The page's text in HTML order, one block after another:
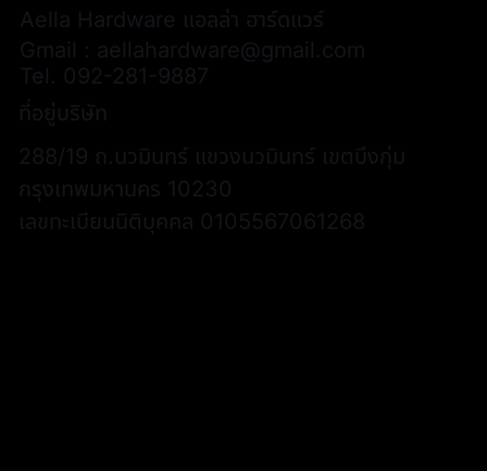
Aella Hardware แอลล่า ฮาร์ดแวร์
Gmail : aellahardware@gmail.com
Tel. 092-281-9887
ที่อยู่บริษัท
288/19 ถ.นวมินทร์ แขวงนวมินทร์ เขตบึงกุ่ม
กรุงเทพมหานคร 10230
เลขทะเบียนนิติบุคคล 0105567061268